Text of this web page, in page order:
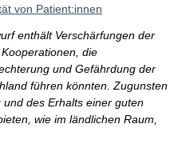
von Patient:innen
enthält Verschärfungen der
die
und Gefährdung der
führen könnten. Zugunsten
des Erhalts einer guten
wie im ländlichen Raum,